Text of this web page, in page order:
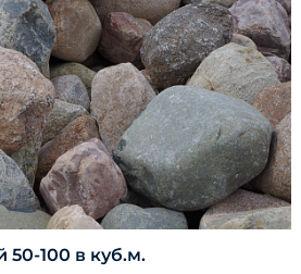
100 в куб.м.